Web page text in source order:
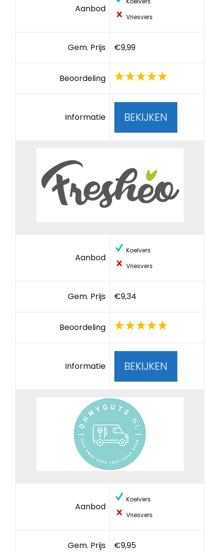
Aanbod
Vriesvers
Gem. Prijs €9,99
Beoordeling
Informatie BEKIJKEN
Aanbod
Koelvers
Vriesvers
Gem. Prijs €9,34
Beoordeling
Informatie BEKIJKEN
Aanbod
Koelvers
Vriesvers
Gem. Prijs €9,95